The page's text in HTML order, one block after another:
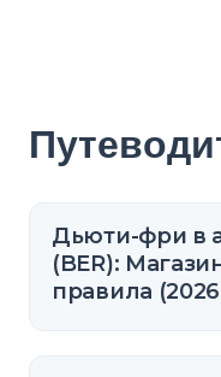
Дьюти-фри в
(BER):
правила